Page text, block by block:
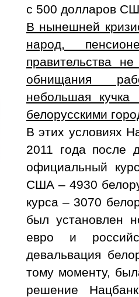
с 500 долларов
В нынешней
народ,
правительства
обнищания
небольшая
белорусскими
В этих условиях
2011 года после
официальный
США – 4930
курса – 3070
был установлен
евро и
девальвация
тому моменту,
решение